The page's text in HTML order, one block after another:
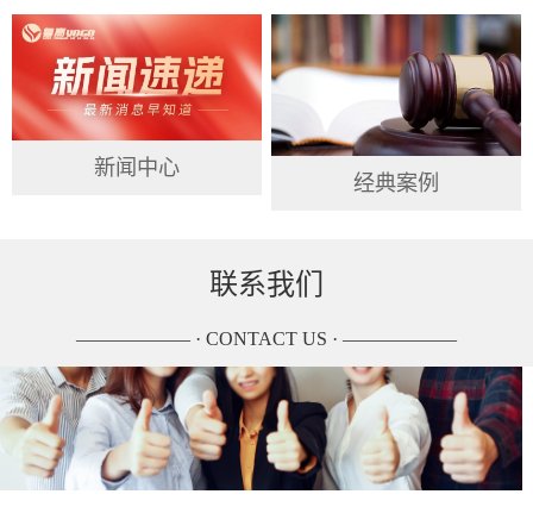
新闻中心
经典案例
联系我们
—————— · CONTACT US · ——————